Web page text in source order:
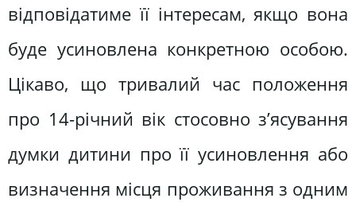
відповідатиме її інтересам, якщо вона
буде усиновлена конкретною особою.
Цікаво, що тривалий час положення
про 14-річний вік стосовно з’ясування
думки дитини про її усиновлення або
визначення місця проживання з одним